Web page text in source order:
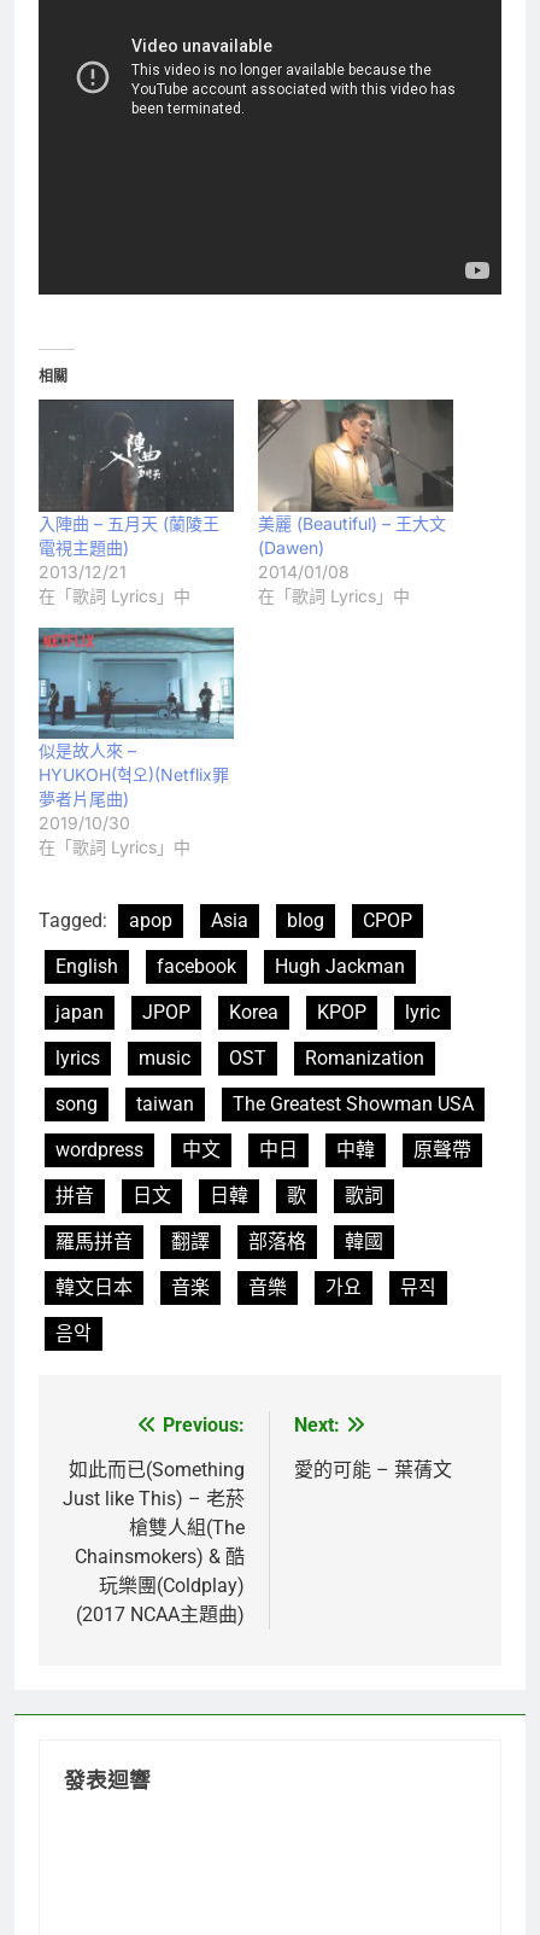
相關
入陣曲 – 五月天 (蘭陵王
電視主題曲)
2013/12/21
在「歌詞 Lyrics」中
美麗 (Beautiful) – 王大文
(Dawen)
2014/01/08
在「歌詞 Lyrics」中
似是故人來 –
HYUKOH(혁오)(Netflix罪
夢者片尾曲)
2019/10/30
在「歌詞 Lyrics」中
Tagged: apop Asia blog
CPOP
English
facebook
Hugh Jackman
japan
JPOP Korea KPOP
lyric
lyrics
music OST
Romanization
song
taiwan
The Greatest Showman USA
wordpress
中文 中日 中韓
原聲帶
拼音
日文 日韓 歌
歌詞
羅馬拼音
翻譯 部落格
韓國
韓文日本
音楽 音樂 가요
뮤직
음악
章
覽
Previous:
如此而已(Something
Just like This) – 老菸
槍雙人組(The
Chainsmokers) & 酷
玩樂團(Coldplay)
(2017 NCAA主題曲)
Next:
愛的可能 – 葉蒨文
發表迴響